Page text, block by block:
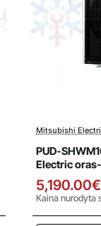
Mitsubishi
PUD-
Electric
10 kW
5,190.00€
Kaina nurodyta